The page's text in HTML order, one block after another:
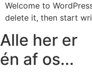
Welcome to
delete it, then start
Alle her er
én af os...